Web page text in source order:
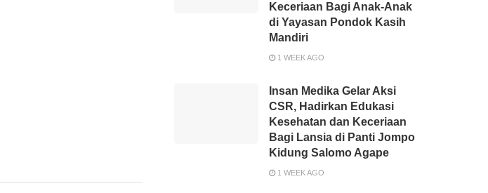
Keceriaan Bagi Anak-Anak
di Yayasan Pondok Kasih
Mandiri
1 WEEK AGO
Insan Medika Gelar Aksi
CSR, Hadirkan Edukasi
Kesehatan dan Keceriaan
Bagi Lansia di Panti Jompo
Kidung Salomo Agape
1 WEEK AGO